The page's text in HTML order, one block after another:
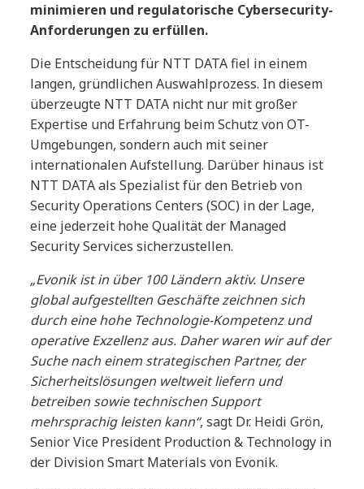
minimieren und regulatorische Cybersecurity-
Anforderungen zu erfüllen.
Die Entscheidung für NTT DATA fiel in einem
langen, gründlichen Auswahlprozess. In diesem
überzeugte NTT DATA nicht nur mit großer
Expertise und Erfahrung beim Schutz von OT-
Umgebungen, sondern auch mit seiner
internationalen Aufstellung. Darüber hinaus ist
NTT DATA als Spezialist für den Betrieb von
Security Operations Centers (SOC) in der Lage,
eine jederzeit hohe Qualität der Managed
Security Services sicherzustellen.
„Evonik ist in über 100 Ländern aktiv. Unsere
global aufgestellten Geschäfte zeichnen sich
durch eine hohe Technologie-Kompetenz und
operative Exzellenz aus. Daher waren wir auf der
Suche nach einem strategischen Partner, der
Sicherheitslösungen weltweit liefern und
betreiben sowie technischen Support
mehrsprachig leisten kann“, sagt Dr. Heidi Grön,
Senior Vice President Production & Technology in
der Division Smart Materials von Evonik.